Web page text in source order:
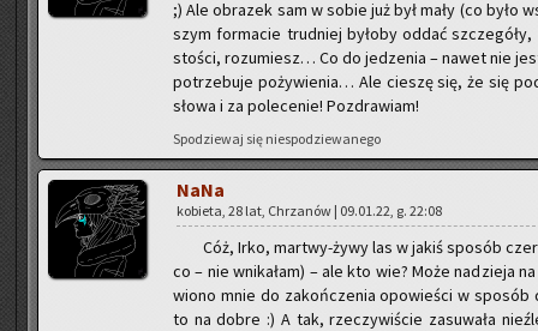
;) Ale ob­ra­zek sam w sobie już był mały (co
szym for­ma­cie trud­niej by­ło­by oddać
sto­ści, ro­zu­miesz… Co do je­dze­nia – nawet nie
po­trze­bu­je po­ży­wie­nia… Ale cie­szę się, że się
słowa i za po­le­ce­nie! Po­zdra­wiam!
Spo­dzie­waj się nie­spo­dzie­wa­ne­go
NaNa
ko­bie­ta, 28 lat, Chrza­nów | 09.01.22, g. 22:08
Cóż, Irko, mar­twy-ży­wy las w jakiś spo­sób
co – nie wni­ka­łam) – ale kto wie? Może na­dzie­ja
wio­no mnie do za­koń­cze­nia opo­wie­ści w spo­sób
to na dobre :) A tak, rze­czy­wi­ście za­su­wa­ła